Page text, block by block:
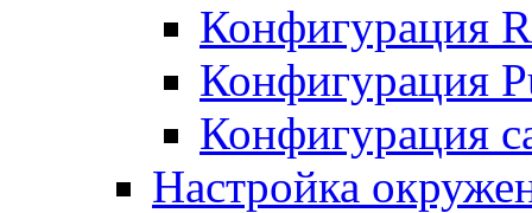
Конфигурация
Конфигурация
Конфигурация
Настройка